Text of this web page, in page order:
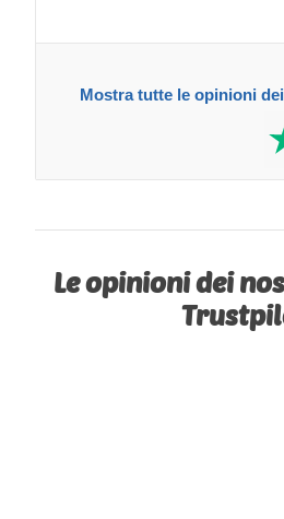
Mostra tutte le opinioni
Le opinioni dei